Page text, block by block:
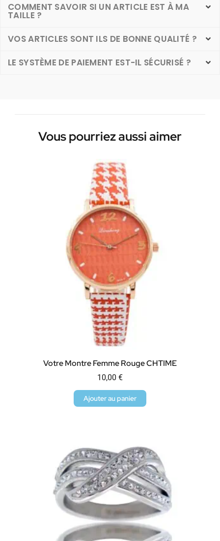
COMMENT SAVOIR SI UN ARTICLE EST À MA
TAILLE ?
VOS ARTICLES SONT ILS DE BONNE QUALITÉ ?
LE SYSTÈME DE PAIEMENT EST-IL SÉCURISÉ ?
Vous pourriez aussi aimer
Votre Montre Femme Rouge CHTIME
10,00 €
Ajouter au panier